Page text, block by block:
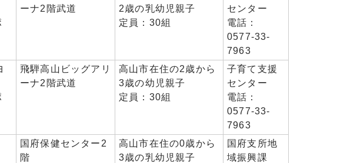
ーナ2階武道
2歳の乳幼児親子
定員：30組
センター
電話：
0577-33-
7963
飛騨高山ビッグアリ
ーナ2階武道
高山市在住の2歳から
3歳の幼児親子
定員：30組
子育て支援
センター
電話：
0577-33-
7963
国府保健センター2
階
高山市在住の0歳から
3歳の乳幼児親子
国府支所地
域振興課